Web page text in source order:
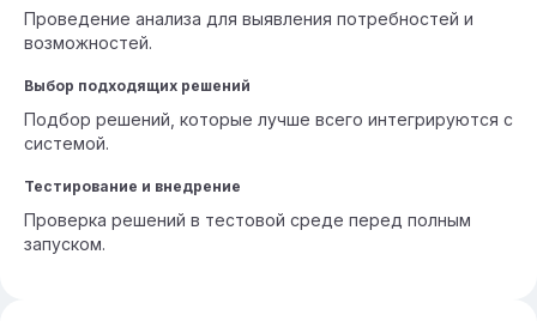
Проведение анализа для выявления потребностей и
возможностей.
Выбор подходящих решений
Подбор решений, которые лучше всего интегрируются с
системой.
Тестирование и внедрение
Проверка решений в тестовой среде перед полным
запуском.